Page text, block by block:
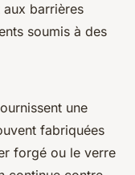
barrières
soumis à des
une
fabriquées
forgé ou le verre